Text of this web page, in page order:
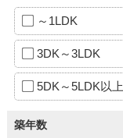
～1LDK
3DK～3LDK
5DK～5LDK以上
築年数